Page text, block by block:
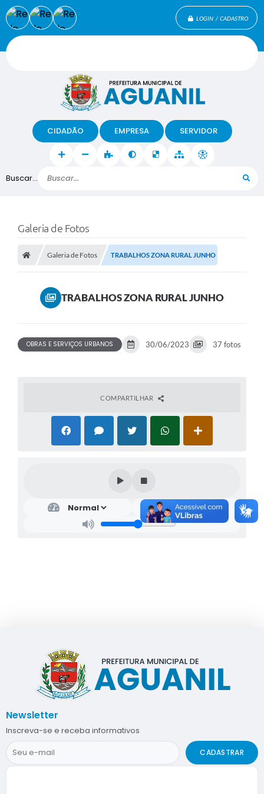
LOGIN / CADASTRO
Buscar...
CIDADÃO EMPRESA SERVIDOR
Galeria de Fotos
Galeria de Fotos TRABALHOS ZONA RURAL JUNHO
TRABALHOS ZONA RURAL JUNHO
OBRAS E SERVIÇOS URBANOS 30/06/2023 37 fotos
COMPARTILHAR
Newsletter
Inscreva-se e receba informativos
CADASTRAR